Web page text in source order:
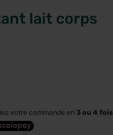
lait corps
votre commande en 3 ou 4